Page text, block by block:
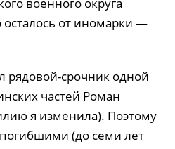
от иномарки —
рядовой-срочник одной
частей Роман
я изменила). Поэтому
(до семи лет